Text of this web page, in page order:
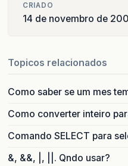
CRIADO
14 de novembro de
Topicos relacionados
Como saber se um mes
Como converter inteiro
Comando SELECT para
&, &&, |, ||. Qndo usar?